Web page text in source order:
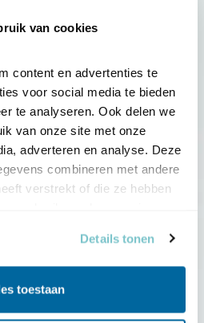
van cookies
content en advertenties te
voor social media te bieden
te analyseren. Ook delen we
van onze site met onze
adverteren en analyse. Deze
combineren met andere
verstrekt of die ze hebben
Details tonen
toestaan